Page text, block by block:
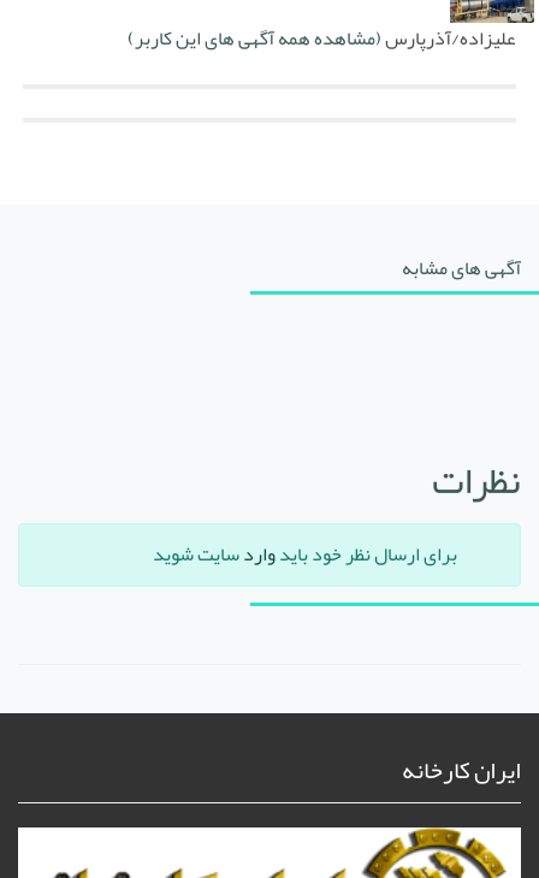
علیزاده/آذرپارس(مشاهده همه آگهی های این کاربر)
آگهی های مشابه
نظرات
برای ارسال نظر خود بایدواردسایت شوید
ایران کارخانه